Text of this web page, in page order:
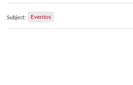
Subject: Eventos